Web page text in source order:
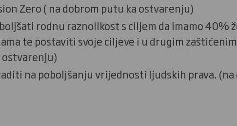
Zero ( na dobrom putu ka ostvarenju)
rodnu raznolikost s ciljem da imamo 40%
te postaviti svoje ciljeve i u drugim
ostvarenju)
na poboljšanju vrijednosti ljudskih prava.